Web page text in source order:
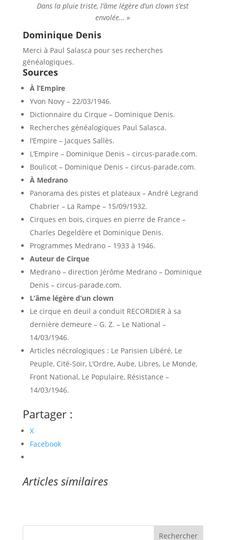
Dans la pluie triste, l’âme légère d’un clown s’est
envolée… »
Dominique Denis
Merci à Paul Salasca pour ses recherches
généalogiques.
Sources
À l’Empire
Yvon Novy – 22/03/1946.
Dictionnaire du Cirque – Dominique Denis.
Recherches généalogiques Paul Salasca.
l’Empire – Jacques Sallès.
L’Empire – Dominique Denis – circus-parade.com.
Boulicot – Dominique Denis – circus-parade.com.
À Medrano
Panorama des pistes et plateaux – André Legrand
Chabrier – La Rampe – 15/09/1932.
Cirques en bois, cirques en pierre de France –
Charles Degeldère et Dominique Denis.
Programmes Medrano – 1933 à 1946.
Auteur de Cirque
Medrano – direction Jérôme Medrano – Dominique
Denis – circus-parade.com.
L’âme légère d’un clown
Le cirque en deuil a conduit RECORDIER à sa
dernière demeure – G. Z. – Le National –
14/03/1946.
Articles nécrologiques : Le Parisien Libéré, Le
Peuple, Cité-Soir, L’Ordre, Aube, Libres, Le Monde,
Front National, Le Populaire, Résistance –
14/03/1946.
Partager :
X
Facebook
Articles similaires